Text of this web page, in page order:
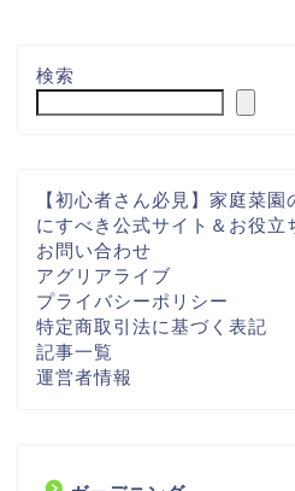
検索
【初心者さん必見】家庭菜
にすべき公式サイト＆お役立
お問い合わせ
アグリアライブ
プライバシーポリシー
特定商取引法に基づく表記
記事一覧
運営者情報